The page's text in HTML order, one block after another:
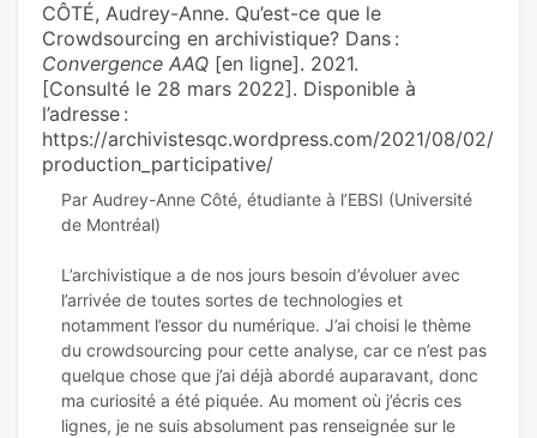
CÔTÉ, Audrey-Anne. Qu’est-ce que le
Crowdsourcing en archivistique? Dans :
Convergence AAQ [en ligne]. 2021.
[Consulté le 28 mars 2022]. Disponible à
l’adresse :
https://archivistesqc.wordpress.com/2021/08/02/
production_participative/
Par Audrey-Anne Côté, étudiante à l’EBSI (Université
de Montréal)
L’archivistique a de nos jours besoin d’évoluer avec
l’arrivée de toutes sortes de technologies et
notamment l’essor du numérique. J’ai choisi le thème
du crowdsourcing pour cette analyse, car ce n’est pas
quelque chose que j’ai déjà abordé auparavant, donc
ma curiosité a été piquée. Au moment où j’écris ces
lignes, je ne suis absolument pas renseignée sur le